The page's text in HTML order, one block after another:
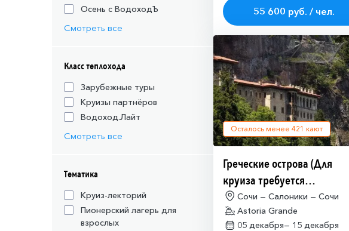
Осень с ВодоходЪ
Смотреть все
Класс теплохода
Зарубежные туры
Круизы партнёров
Водоход.Лайт
Смотреть все
Тематика
Круиз-лекторий
Пионерский лагерь для
взрослых
55 600 руб. / чел.
Осталось менее 421 кают
Греческие острова (Для
круиза требуется
действующая многократная
шенгенская виза)
Сочи — Салоники — Сочи
Astoria Grande
05 декабря— 15 декабря